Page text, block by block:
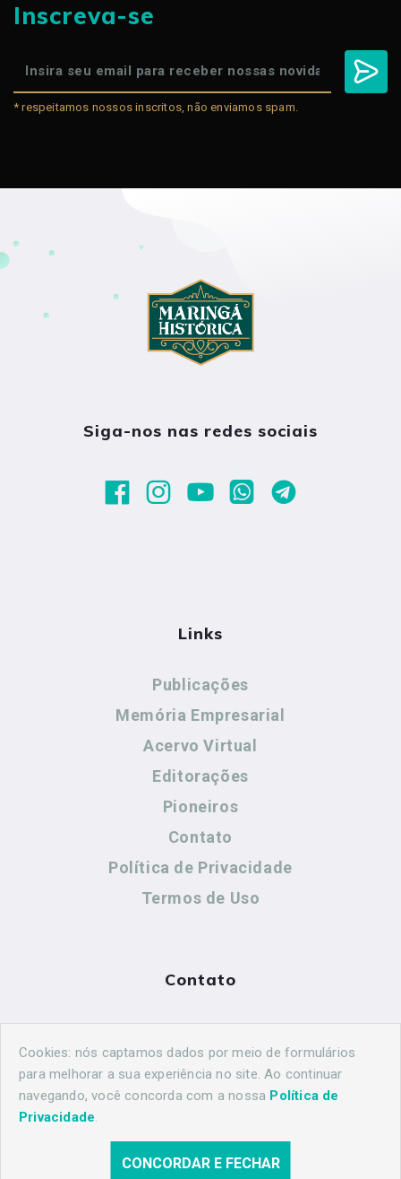
Inscreva-se
* respeitamos nossos inscritos, não enviamos spam.
Siga-nos nas redes sociais
Links
Publicações
Memória Empresarial
Acervo Virtual
Editorações
Pioneiros
Contato
Política de Privacidade
Termos de Uso
Contato
maringahistorica@gmail.com
© 2026 Maringá Histórica. Todos os direitos reservados.
Cookies: nós captamos dados por meio de formulários
para melhorar a sua experiência no site. Ao continuar
navegando, você concorda com a nossa Política de
Privacidade.
CONCORDAR E FECHAR